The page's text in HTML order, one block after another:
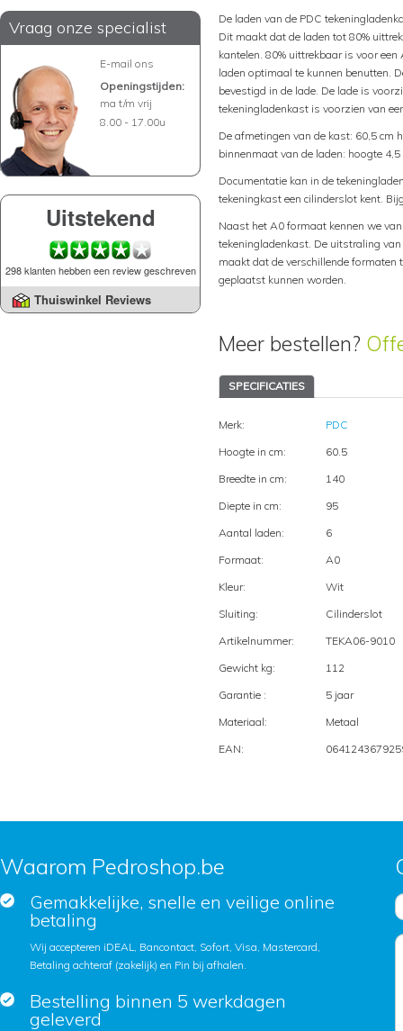
Vraag onze specialist
E-mail ons
Openingstijden:
ma t/m vrij
8.00 - 17.00u
Uitstekend
298 klanten hebben een review geschreven
Thuiswinkel Reviews
De laden van de PDC
Dit maakt dat de laden tot 80%
kantelen. 80% uittrekbaar is voor
laden optimaal te kunnen benutten.
bevestigd in de lade. De lade is
tekeningladenkast is voorzien van
De afmetingen van de kast: 60,5 cm
binnenmaat van de laden: hoogte
Documentatie kan in de
tekeningkast een cilinderslot kent.
Naast het A0 formaat kennen we
tekeningladenkast. De uitstraling
maakt dat de verschillende formaten
geplaatst kunnen worden.
Meer bestellen?
SPECIFICATIES
Merk:
PDC
Hoogte in cm:
60.5
Breedte in cm:
140
Diepte in cm:
95
Aantal laden:
6
Formaat:
A0
Kleur:
Wit
Sluiting:
Cilinderslot
Artikelnummer:
TEKA06-9010
Gewicht kg:
112
Garantie :
5 jaar
Materiaal:
Metaal
EAN:
Waarom Pedroshop.be
Gemakkelijke, snelle en veilige online
betaling
Wij accepteren iDEAL, Bancontact, Sofort, Visa, Mastercard,
Betaling achteraf (zakelijk) en Pin bij afhalen.
Bestelling binnen 5 werkdagen
geleverd